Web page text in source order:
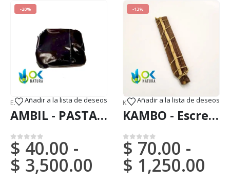
nazionale)
-20%
Añadir a la lista de deseos
ESTRATTO DI PASTA ,MAPACHO, VENDITE (Posta nazionale)
AMBIL - PASTA DI AMPIRI / 10gr a 1kg - (Estratto di Mapacho) - Estratto in pasta 100% puro e forte
0su 5
$ 40.00 -
$ 3,500.00
-13%
Añadir a la lista de deseos
KAMBO ,VENDITE (Posta nazionale)
KAMBO - Escrezione / Bastone - ONE SIDE (Phyllomedusa Bicolor) - Tribù Matzes
0su 5
$ 70.00 -
$ 1,250.00